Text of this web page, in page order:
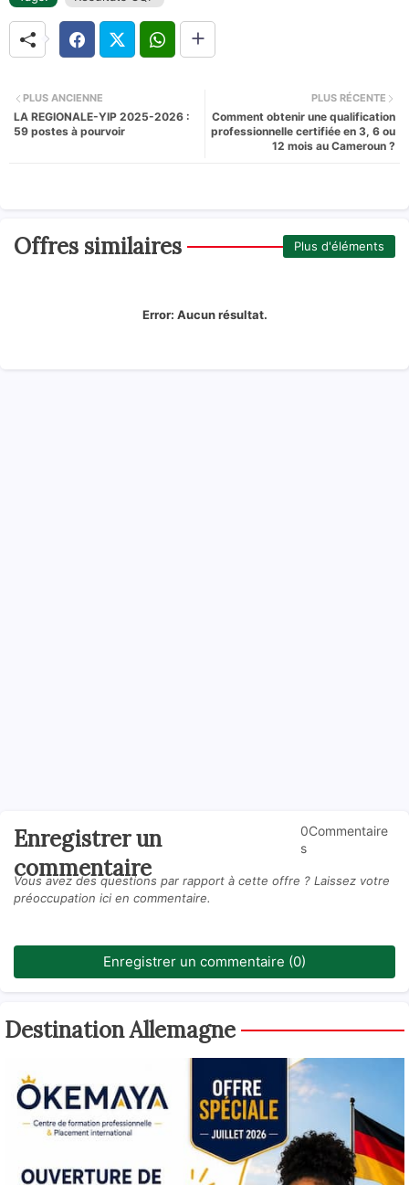
PLUS RÉCENTE
Comment obtenir une qualification
professionnelle certifiée en 3, 6 ou
12 mois au Cameroun ?
PLUS ANCIENNE
LA REGIONALE-YIP 2025-2026 :
59 postes à pourvoir
Offres similaires Plus d'éléments
Error: Aucun résultat.
Enregistrer un
commentaire
0Commentaire
s
Vous avez des questions par rapport à cette offre ? Laissez votre
préoccupation ici en commentaire.
Enregistrer un commentaire (0)
Destination Allemagne